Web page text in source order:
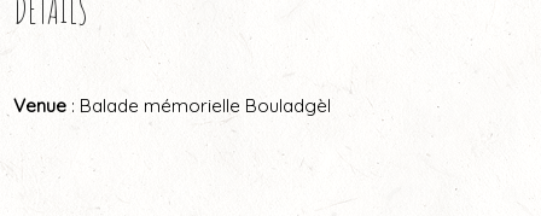
DETAILS
Venue : Balade mémorielle Bouladgèl